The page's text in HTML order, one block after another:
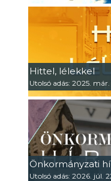
Hittel, lélekkel
Utolsó adás: 2025.
Önkormányzati
Utolsó adás: 2026. júl.